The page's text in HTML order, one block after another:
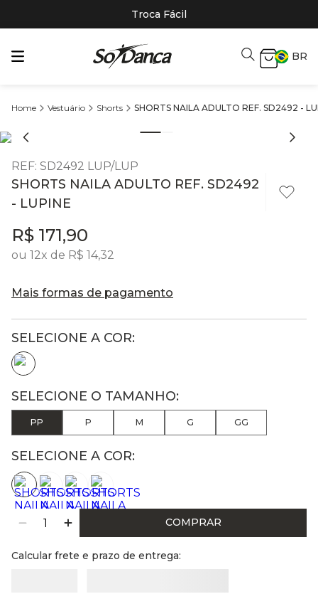
Troca Fácil
BR
Vestuário Shorts SHORTS NAILA ADULTO REF. SD2492 -
REF: SD2492 LUP/LUP
SHORTS NAILA ADULTO REF. SD2492
- LUPINE
R$ 171,90
ou 12x de R$ 14,32
Mais formas de pagamento
PP P M G GG
SELECIONE A COR:
COMPRAR
Calcular frete e prazo de entrega: